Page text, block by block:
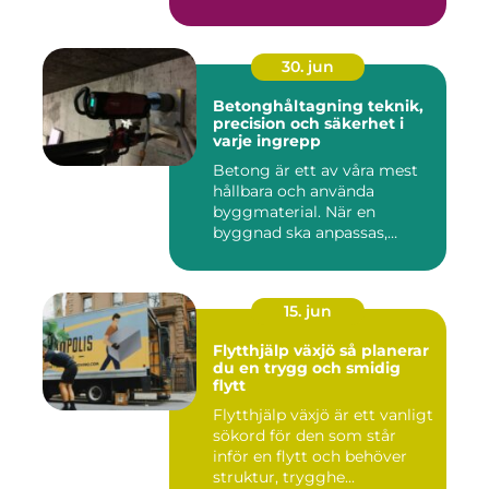
30. jun
Betonghåltagning teknik,
precision och säkerhet i
varje ingrepp
Betong är ett av våra mest
hållbara och använda
byggmaterial. När en
byggnad ska anpassas,
15. jun
Flytthjälp växjö så planerar
du en trygg och smidig
flytt
Flytthjälp växjö är ett vanligt
sökord för den som står
inför en flytt och behöver
struktur, trygghe...